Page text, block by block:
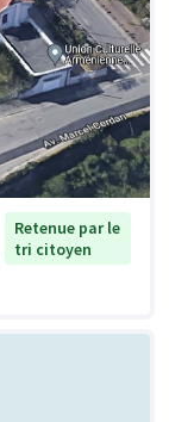
Retenue par le
tri citoyen